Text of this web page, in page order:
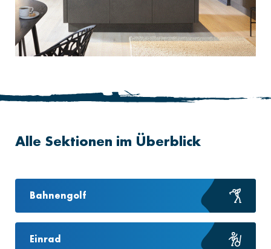
Alle Sektionen im Überblick
Bahnengolf
Einrad